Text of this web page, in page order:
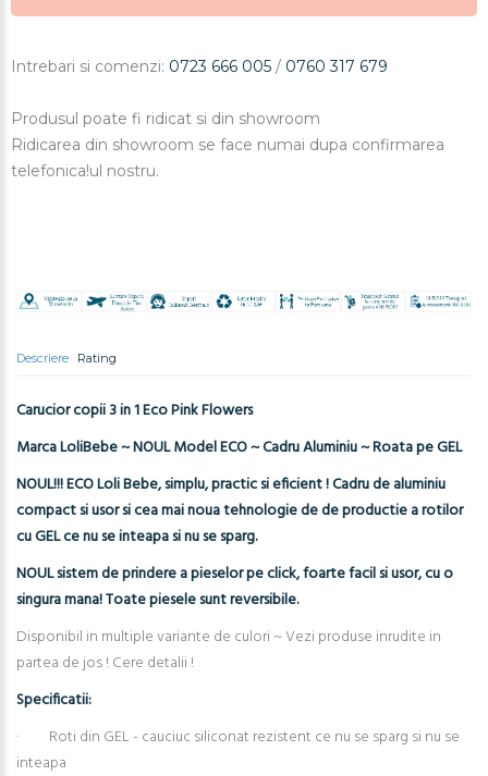
Intrebari si comenzi: 0723 666 005 / 0760 317 679
Produsul poate fi ridicat si din showroom
Ridicarea din showroom se face numai dupa confirmarea
telefonica!ul nostru.
Descriere Rating
Carucior copii 3 in 1 Eco Pink Flowers
Marca LoliBebe ~ NOUL Model ECO ~ Cadru Aluminiu ~ Roata pe GEL
NOUL!!! ECO Loli Bebe, simplu, practic si eficient ! Cadru de aluminiu
compact si usor si cea mai noua tehnologie de de productie a rotilor
cu GEL ce nu se inteapa si nu se sparg.
NOUL sistem de prindere a pieselor pe click, foarte facil si usor, cu o
singura mana! Toate piesele sunt reversibile.
Disponibil in multiple variante de culori ~ Vezi produse inrudite in
partea de jos ! Cere detalii !
Specificatii:
· Roti din GEL - cauciuc siliconat rezistent ce nu se sparg si nu se
inteapa